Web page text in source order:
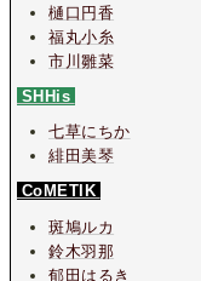
樋口円香
福丸小糸
市川雛菜
SHHis
七草にちか
緋田美琴
CoMETIK
斑鳩ルカ
鈴木羽那
郁田はるき